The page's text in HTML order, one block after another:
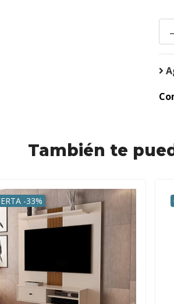
-
También te
-33%